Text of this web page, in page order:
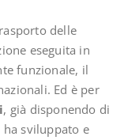
delle
eseguita in
funzionale, il
Ed è per
, già disponendo di
ha sviluppato e